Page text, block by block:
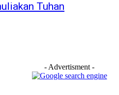
Tuhan
- Advertisment -